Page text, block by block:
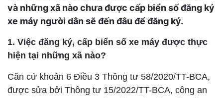
và những xã nào chưa được cấp biển số đăng ký
xe máy người dân sẽ đến đâu để đăng ký.
1. Việc đăng ký, cấp biển số xe máy được thực
hiện tại những xã nào?
Căn cứ khoản 6 Điều 3 Thông tư 58/2020/TT-BCA,
được sửa bởi Thông tư 15/2022/TT-BCA, công an